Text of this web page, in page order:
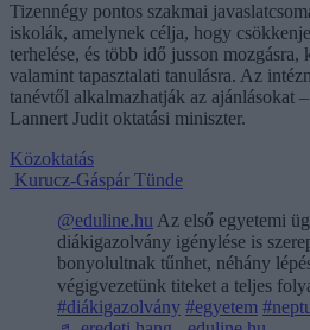
Tizennégy pontos szakmai
iskolák, amelynek célja, hogy
terhelése, és több idő jusson mozgásra,
valamint tapasztalati tanulásra. Az
tanévtől alkalmazhatják az ajánlásokat
Lannert Judit oktatási miniszter.
Közoktatás
Kurucz-Gáspár Tünde
@eduline.hu Az első egyetemi
diákigazolvány igénylése is
bonyolultnak tűnhet, néhány
végigvezetünk titeket a teljes
#diákigazolvány #egyetem